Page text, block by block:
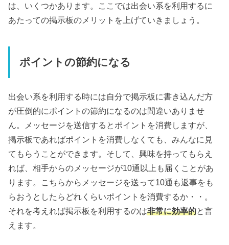
は、いくつかあります。ここでは出会い系を利用するに
あたっての掲示板のメリットを上げていきましょう。
ポイントの節約になる
出会い系を利用する時には自分で掲示板に書き込んだ方
が圧倒的にポイントの節約になるのは間違いありませ
ん。メッセージを送信するとポイントを消費しますが、
掲示板であればポイントを消費しなくても、みんなに見
てもらうことができます。そして、興味を持ってもらえ
れば、相手からのメッセージが10通以上も届くことがあ
ります。こちらからメッセージを送って10通も返事をも
らおうとしたらどれくらいポイントを消費するか・・。
それを考えれば掲示板を利用するのは非常に効率的と言
えます。